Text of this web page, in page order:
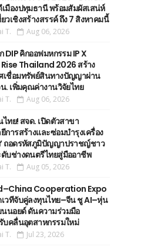
มืองปทุมธานี พร้อมสัมผัสเสน่ห์
วเชิงสร้างสรรค์ ถึง 7 สิงหาคมนี้
T. Aug 06, 2026
DIP คิกออฟมหกรรม IP X
Thailand 2026 สร้าง
เชื่อมทรัพย์สินทางปัญญาผ่าน
. เพิ่มคุณค่างานวิจัยไทย
T. Aug 06, 2026
ไทย! สจด. เปิดตัวสาขา
การสร้างและซ่อมบำรุงเครื่อง
ถอดรหัสภูมิปัญญาปราชญ์ชาว
บช่างดนตรีไทยสู่มืออาชีพ
T. Aug 05, 2026
Cooperation Expo
วทีจับคู่ลงทุนไทย–จีน ชู AI–หุ่น
นอยด์ ดันความร่วมมือ
บคลื่นอุตสาหกรรมใหม่
T. Jul 23, 2026